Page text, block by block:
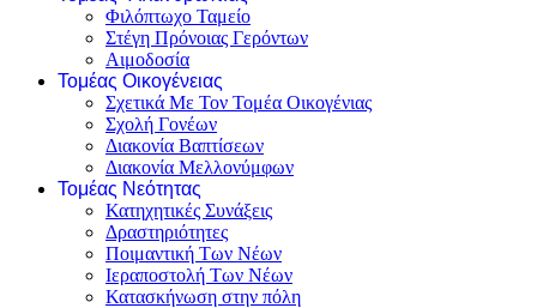
Φιλόπτωχο Ταμείο
Στέγη Πρόνοιας Γερόντων
Αιμοδοσία
Τομέας Οικογένειας
Σχετικά Με Τον Τομέα Οικογένιας
Σχολή Γονέων
Διακονία Βαπτίσεων
Διακονία Μελλονύμφων
Τομέας Νεότητας
Κατηχητικές Συνάξεις
Δραστηριότητες
Ποιμαντική Των Νέων
Ιεραποστολή Των Νέων
Κατασκήνωση στην πόλη